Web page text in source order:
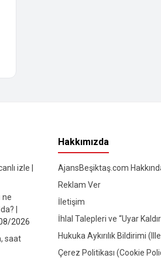
izle |
ne
|
2026
saat
Hakkımızda
AjansBeşiktaş.com
Reklam Ver
İletişim
İhlal Talepleri ve “Uyar
Hukuka Aykırılık Bildirimi
Çerez Politikası (Cookie